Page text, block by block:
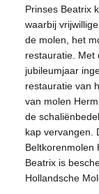
Prinses Beatrix
waarbij
de molen, het
restauratie. Met
jubileumjaar
restauratie van
van molen
de
kap vervangen.
Beltkorenmolen
Beatrix is
Hollandsche